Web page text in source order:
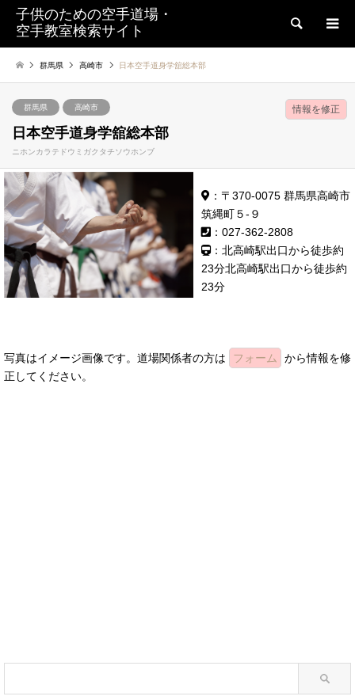
子供のための空手道場・
空手教室検索サイト
検索
群馬県 高崎市 日本空手道身学舘総本部
群馬県 高崎市 情報を修正
日本空手道身学舘総本部
ニホンカラテドウミガクタチソウホンブ
：〒370-0075 群馬県高崎市
筑縄町５-９
：027-362-2808
：北高崎駅出口から徒歩約
23分北高崎駅出口から徒歩約
23分
写真はイメージ画像です。道場関係者の方は フォーム
から情報を修
正してください。